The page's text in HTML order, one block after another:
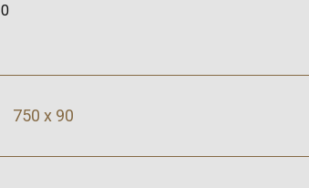
0
750 x 90